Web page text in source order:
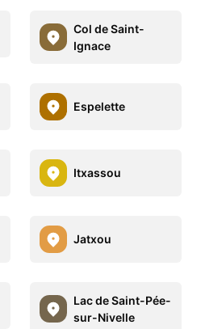
Col de Saint-
Ignace
Espelette
Itxassou
Jatxou
Lac de Saint-Pée-
sur-Nivelle